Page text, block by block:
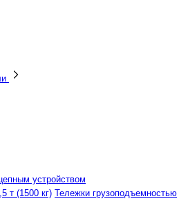
устройством
т (1500 кг) Тележки грузоподъемностью